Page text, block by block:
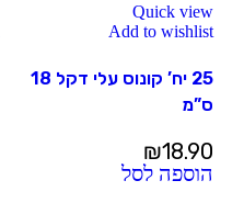
Quick view
Add to wishlist
25 יח’ קונוס עלי דקל 18
ס”מ
₪18.90
הוספה לסל